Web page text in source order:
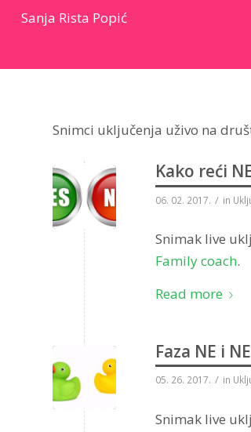
Sanja Rista Popić
Snimci uključenja uživo na
Kako reći
06. 02. 2017. / in
Snimak live
Family coach.
Read more
Faza NE i
05. 26. 2017. / in
Snimak live